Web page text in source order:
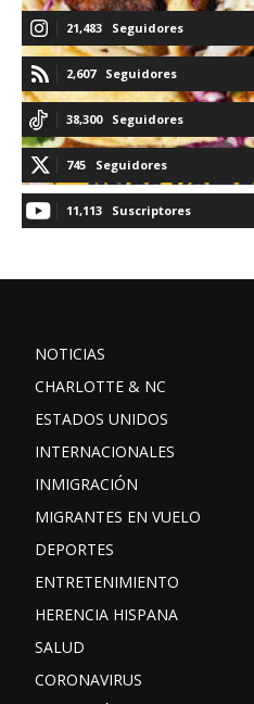
21,483 Seguidores
2,607 Seguidores
38,300 Seguidores
745 Seguidores
11,113 Suscriptores
NOTICIAS
CHARLOTTE & NC
ESTADOS UNIDOS
INTERNACIONALES
INMIGRACIÓN
MIGRANTES EN VUELO
DEPORTES
ENTRETENIMIENTO
HERENCIA HISPANA
SALUD
CORONAVIRUS